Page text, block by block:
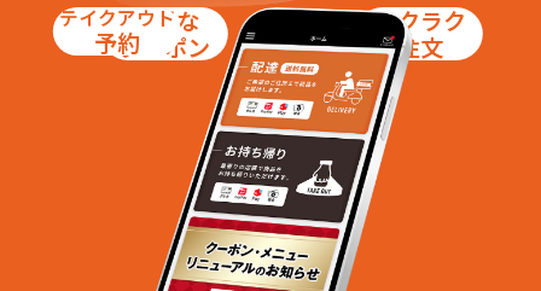
お得な
クーポン
テイクアウト
予約
ラクラク
注文